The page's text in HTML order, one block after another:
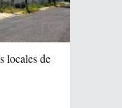
locales de